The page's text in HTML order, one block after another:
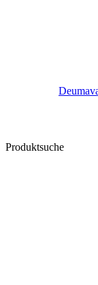
Produktsuche